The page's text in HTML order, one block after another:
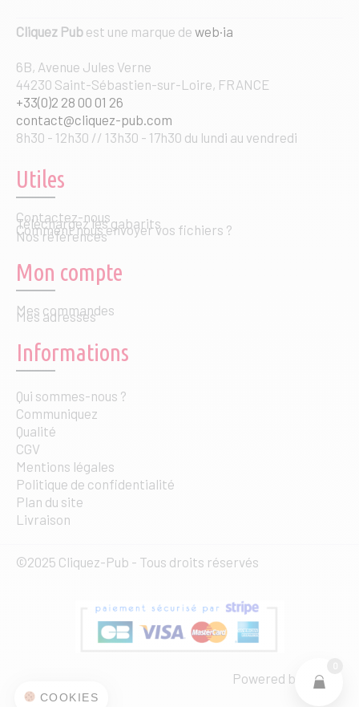
COOKIES
Cliquez Pub est une marque de web·ia
6B, Avenue Jules Verne
44230 Saint-Sébastien-sur-Loire, FRANCE
+33(0)2 28 00 01 26
contact@cliquez-pub.com
8h30 - 12h30 // 13h30 - 17h30 du lundi au vendredi
Utiles
Contactez-nous
Téléchargez les gabarits
Comment nous envoyer vos fichiers ?
Nos références
Mon compte
Mes commandes
Mes adresses
Informations
Qui sommes-nous ?
Communiquez
Qualité
CGV
Mentions légales
Politique de confidentialité
Plan du site
Livraison
©2025 Cliquez-Pub - Tous droits réservés
Powered by web·ia